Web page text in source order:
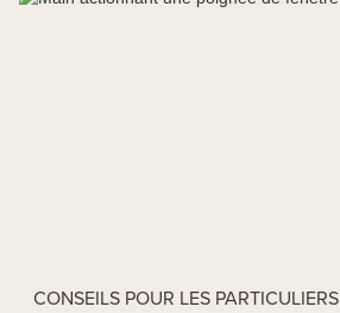
CONSEILS POUR LES PARTICULIERS